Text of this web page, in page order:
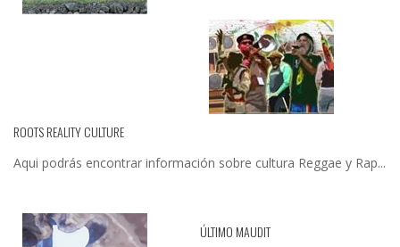
ROOTS REALITY CULTURE
Aqui podrás encontrar información sobre cultura Reggae y Rap...
ÚLTIMO MAUDIT